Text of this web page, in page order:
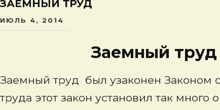
ЗАЕМНЫЙ ТРУД
ИЮЛЬ 4, 2014
Заемный труд
Заемный труд был узаконен Законом
труда этот закон установил так много